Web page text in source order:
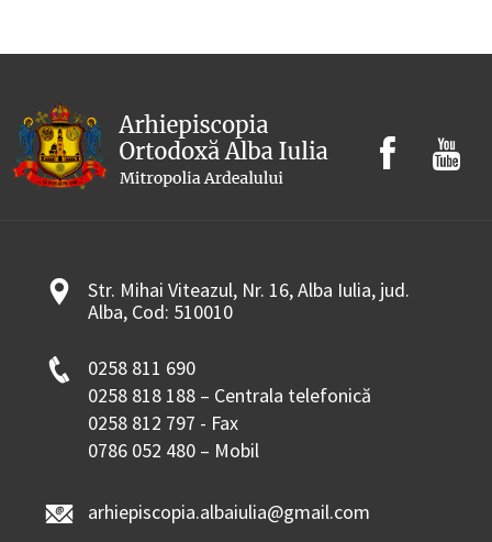
Str. Mihai Viteazul, Nr. 16, Alba Iulia, jud.
Alba, Cod: 510010
0258 811 690
0258 818 188 – Centrala telefonică
0258 812 797 - Fax
0786 052 480 – Mobil
arhiepiscopia.albaiulia@gmail.com